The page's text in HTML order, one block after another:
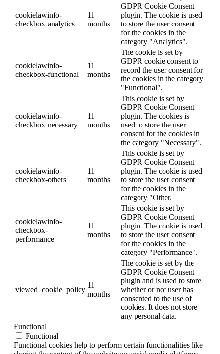
cookielawinfo-
checkbox-analytics
11
months
GDPR Cookie Consent
plugin. The cookie is used
to store the user consent
for the cookies in the
category "Analytics".
cookielawinfo-
checkbox-functional
11
months
The cookie is set by
GDPR cookie consent to
record the user consent for
the cookies in the category
"Functional".
cookielawinfo-
checkbox-necessary
11
months
This cookie is set by
GDPR Cookie Consent
plugin. The cookies is
used to store the user
consent for the cookies in
the category "Necessary".
cookielawinfo-
checkbox-others
11
months
This cookie is set by
GDPR Cookie Consent
plugin. The cookie is used
to store the user consent
for the cookies in the
category "Other.
cookielawinfo-
checkbox-
performance
11
months
This cookie is set by
GDPR Cookie Consent
plugin. The cookie is used
to store the user consent
for the cookies in the
category "Performance".
viewed_cookie_policy
11
months
The cookie is set by the
GDPR Cookie Consent
plugin and is used to store
whether or not user has
consented to the use of
cookies. It does not store
any personal data.
Functional
Functional
Functional cookies help to perform certain functionalities like